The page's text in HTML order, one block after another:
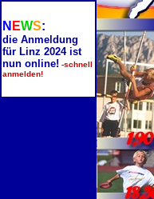
N EWS:
die Anmeldung
für Linz 2024 ist
nun online! -schnell
anmelden!